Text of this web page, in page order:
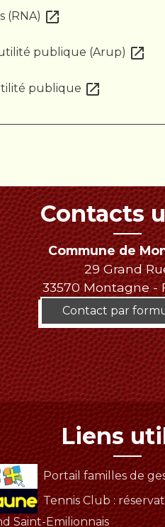
(RNA) open_in_new
publique (Arup) open_in_new
publique open_in_new
Contacts
Commune de
29 Grand
33570 Montagne -
Contact par
Liens
Portail familles de
Tennis Club :
Saint-Emilionnais